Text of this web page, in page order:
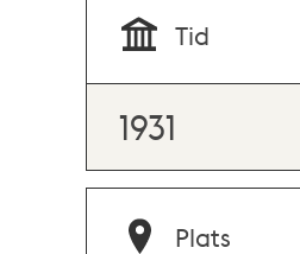
Tid
1931
Plats